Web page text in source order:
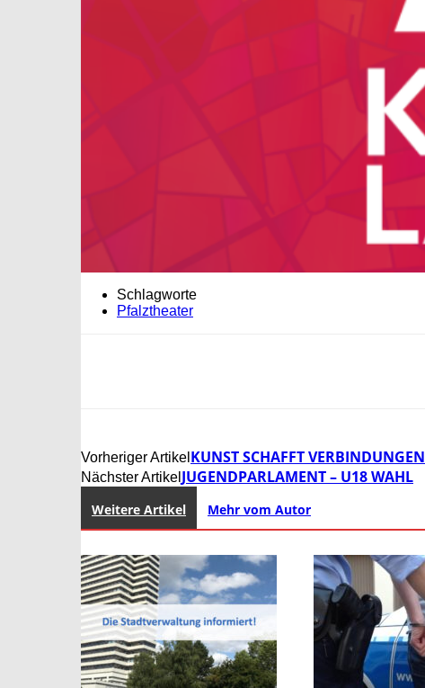
Schlagworte
Pfalztheater
Vorheriger Artikel KUNST SCHAFFT VERBINDUNGEN
Nächster Artikel JUGENDPARLAMENT – U18 WAHL
Weitere Artikel Mehr vom Autor